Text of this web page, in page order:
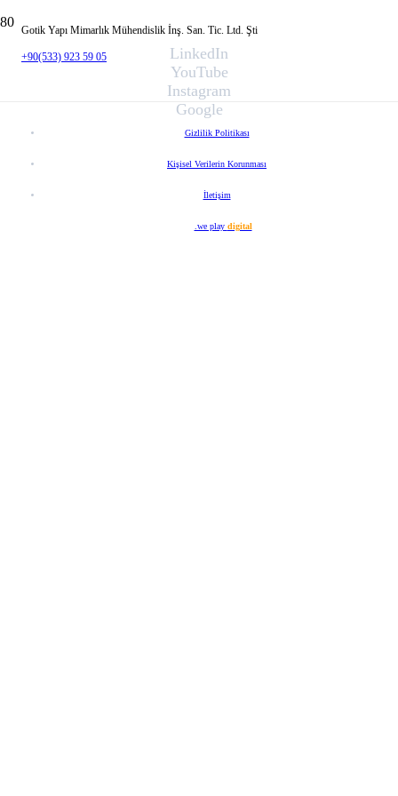
Gotik Yapı Mimarlık Mühendislik İnş. San. Tic. Ltd. Şti
+90(533) 923 59 05
LinkedIn
YouTube
Instagram
Google
Gizlilik Politikası
Kişisel Verilerin Korunması
İletişim
.we play digital